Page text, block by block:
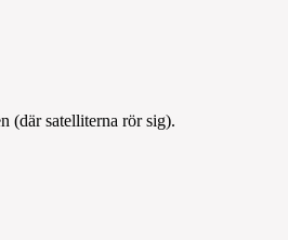
(där satelliterna rör sig).